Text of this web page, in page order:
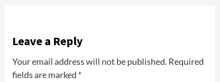
Leave a Reply
Your email address will not be published. Required
fields are marked *